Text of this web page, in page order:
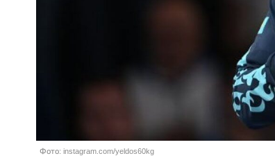
Фото: instagram.com/yeldos60kg